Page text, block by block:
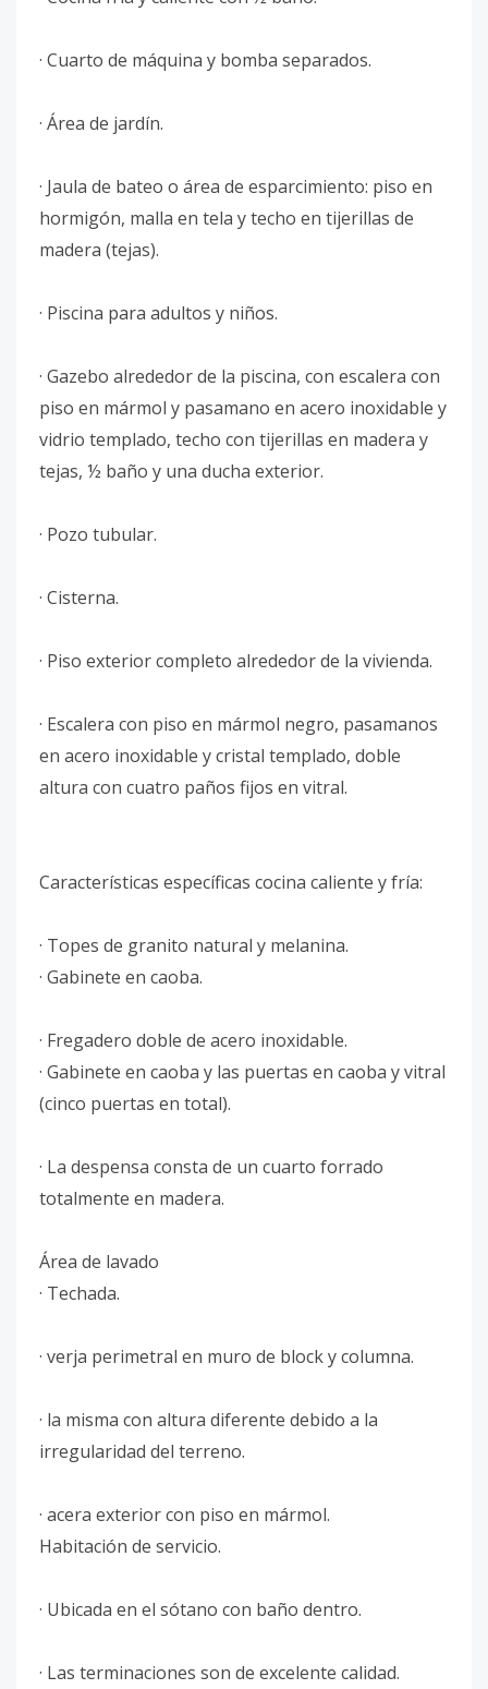
· Cuarto de máquina y bomba separados.
· Área de jardín.
· Jaula de bateo o área de esparcimiento: piso en
hormigón, malla en tela y techo en tijerillas de
madera (tejas).
· Piscina para adultos y niños.
· Gazebo alrededor de la piscina, con escalera con
piso en mármol y pasamano en acero inoxidable y
vidrio templado, techo con tijerillas en madera y
tejas, ½ baño y una ducha exterior.
· Pozo tubular.
· Cisterna.
· Piso exterior completo alrededor de la vivienda.
· Escalera con piso en mármol negro, pasamanos
en acero inoxidable y cristal templado, doble
altura con cuatro paños fijos en vitral.
Características específicas cocina caliente y fría:
· Topes de granito natural y melanina.
· Gabinete en caoba.
· Fregadero doble de acero inoxidable.
· Gabinete en caoba y las puertas en caoba y vitral
(cinco puertas en total).
· La despensa consta de un cuarto forrado
totalmente en madera.
Área de lavado
· Techada.
· verja perimetral en muro de block y columna.
· la misma con altura diferente debido a la
irregularidad del terreno.
· acera exterior con piso en mármol.
Habitación de servicio.
· Ubicada en el sótano con baño dentro.
· Las terminaciones son de excelente calidad.